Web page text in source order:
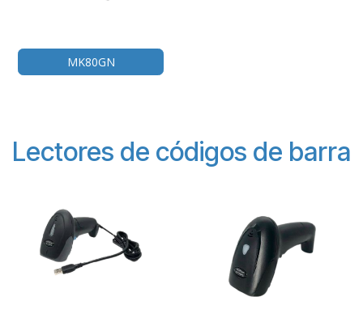
MK80GN
Lectores de códigos de barra